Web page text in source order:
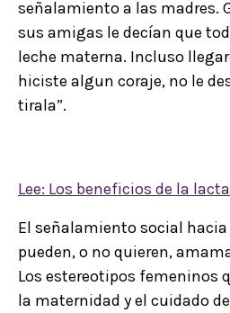
señalamiento a las madres.
sus amigas le decían que
leche materna. Incluso
hiciste algun coraje, no le
tirala”.
Lee: Los beneficios de la
El señalamiento social
pueden, o no quieren,
Los estereotipos femeninos
la maternidad y el cuidado